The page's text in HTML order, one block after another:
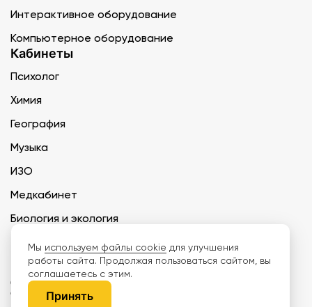
Интерактивное оборудование
Компьютерное оборудование
Кабинеты
Психолог
Химия
География
Музыка
ИЗО
Медкабинет
Биология и экология
Технология
ООО «Дети наше будущее» ИНН 6671165273 ОГРН 1216600030250 КПП
667101001 БИК 046577674
Мы используем файлы cookie для улучшения
работы сайта. Продолжая пользоваться сайтом, вы
соглашаетесь с этим.
Принять